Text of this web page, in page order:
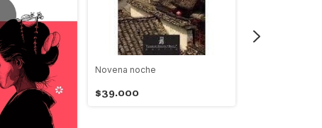
Novena noche
$39.000